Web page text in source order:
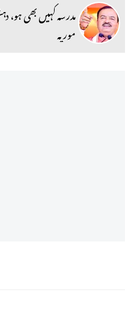
مدرسہ کہیں بھی ہو،
موریہ